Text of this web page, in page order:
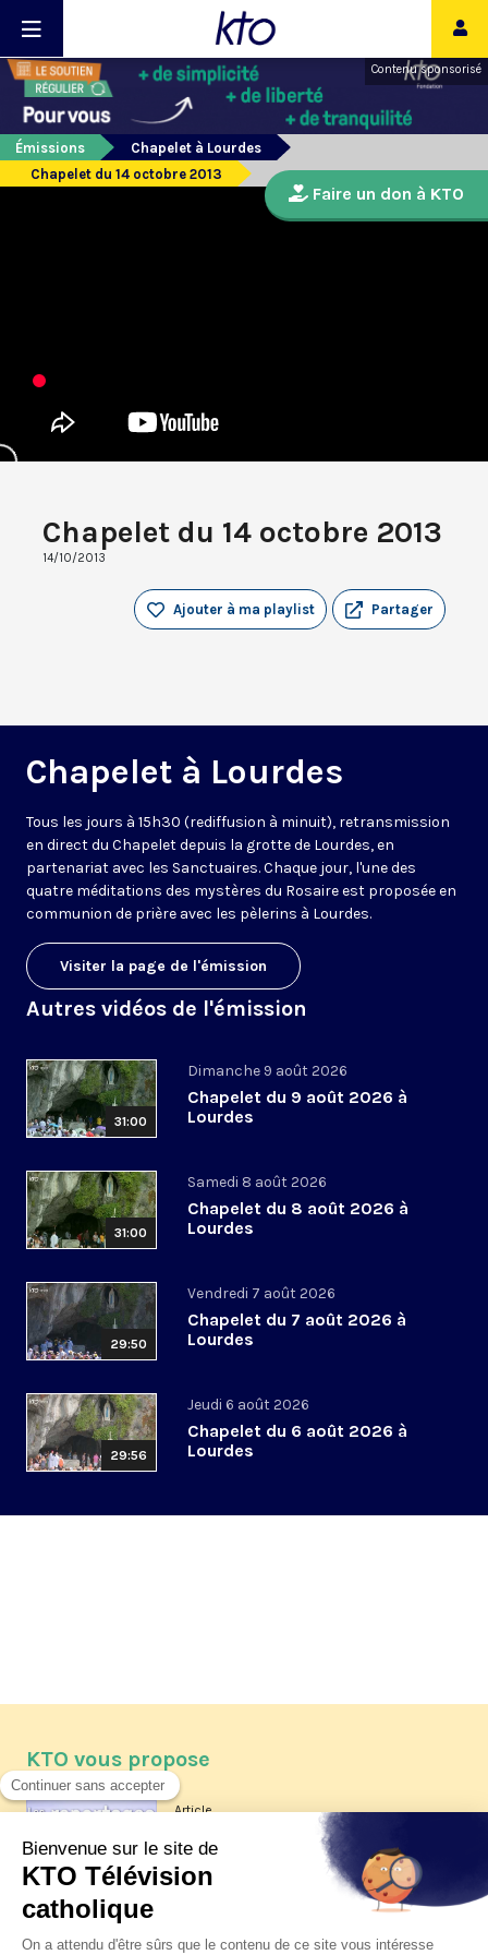
Contenu sponsorisé
Émissions
Chapelet à Lourdes
Chapelet du 14 octobre 2013
Chapelet du 14 octobre 2013
14/10/2013
Partager
Ajouter à ma playlist
Chapelet à Lourdes
Tous les jours à 15h30 (rediffusion à minuit), retransmission
en direct du Chapelet depuis la grotte de Lourdes, en
partenariat avec les Sanctuaires. Chaque jour, l'une des
quatre méditations des mystères du Rosaire est proposée en
communion de prière avec les pèlerins à Lourdes.
Visiter la page de l'émission
Autres vidéos de l'émission
31:00
Dimanche 9 août 2026
Chapelet du 9 août 2026 à
Lourdes
31:00
Samedi 8 août 2026
Chapelet du 8 août 2026 à
Lourdes
29:50
Vendredi 7 août 2026
Chapelet du 7 août 2026 à
Lourdes
29:56
Jeudi 6 août 2026
Chapelet du 6 août 2026 à
Lourdes
Faire un don à KTO
KTO vous propose
Article
Les reportages d'été 2026 de KTO
La visite pastorale du pape Léon
XIV à Assise à suivre sur KTO le